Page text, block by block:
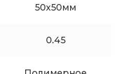
50x50мм
0.45